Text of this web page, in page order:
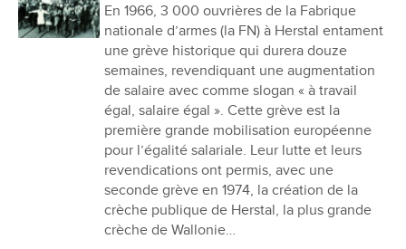
En 1966, 3 000 ouvrières de la Fabrique
nationale d’armes (la FN) à Herstal entament
une grève historique qui durera douze
semaines, revendiquant une augmentation
de salaire avec comme slogan « à travail
égal, salaire égal ». Cette grève est la
première grande mobilisation européenne
pour l’égalité salariale. Leur lutte et leurs
revendications ont permis, avec une
seconde grève en 1974, la création de la
crèche publique de Herstal, la plus grande
crèche de Wallonie…